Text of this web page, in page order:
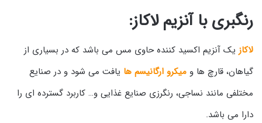
رنگبری با آنزیم لاکاز:
لاکازیک آنزیم اکسید کننده حاوی مس می باشد که در بسیاری از
گیاهان، قارچ ها و میکرو ارگانیسم ها یافت می شود و در صنایع
مختلفی مانند نساجی، رنگرزی صنایع غذایی و… کاربرد گسترده ای را
دارا می باشد.